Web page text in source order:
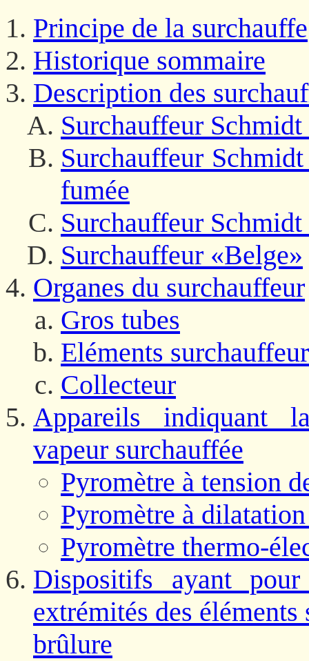
Principe de la surchauffe
Historique sommaire
Description des
Surchauffeur
Surchauffeur
fumée
Surchauffeur
Surchauffeur «Belge»
Organes du surchauffeur
Gros tubes
Eléments
Collecteur
Appareils indiquant
vapeur surchauffée
Pyromètre à tension
Pyromètre à
Pyromètre thermo-
Dispositifs ayant
extrémités des
brûlure